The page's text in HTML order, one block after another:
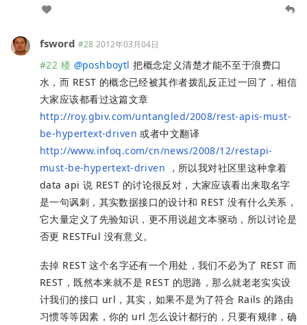
fsword #28 2012年03月04日
#22 楼 @poshboytl 把概念定义清楚才能不至于浪费口
水，而 REST 的概念已经被其作者拨乱反正过一回了，相信
大家应该都看过这篇文章
http://roy.gbiv.com/untangled/2008/rest-apis-must-
be-hypertext-driven 或者中文翻译
http://www.infoq.com/cn/news/2008/12/restapi-
must-be-hypertext-driven ，所以我对社区里这种拿着
data api 说 REST 的讨论很反对，大家应该看出来取名字
是一句讽刺，其实数据接口的设计和 REST 没有什么关系，
它大量定义了先验知识，更不用说超文本驱动，所以讨论是
否更 RESTFul 没有意义。
去掉 REST 这个名字还有一个用处，我们不必为了 REST 而
REST，既然本来就不是 REST 的思路，那么就老老实实设
计我们的接口 url，其实，如果不是为了符合 Rails 的路由
习惯等等因素，你的 url 怎么设计都行的，只要有规律，确